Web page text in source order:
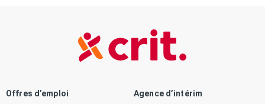
Offres d’emploi Agence d’intérim